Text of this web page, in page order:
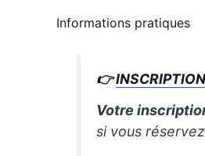
Informations pratiques
👉
Votre
si vous